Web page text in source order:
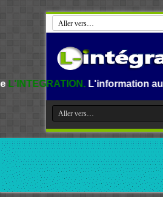
L'information au Benin, en